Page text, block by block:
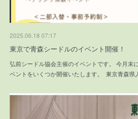
2025.06.18 07:17
東京で青森シードルのイベント開催！
弘前シードル協会主催のイベントです。 今月末
ベントをいくつか開催いたします。 東京青森